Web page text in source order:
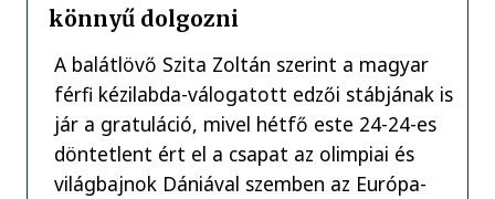
könnyű dolgozni
A balátlövő Szita Zoltán szerint a magyar
férfi kézilabda-válogatott edzői stábjának is
jár a gratuláció, mivel hétfő este 24-24-es
döntetlent ért el a csapat az olimpiai és
világbajnok Dániával szemben az Európa-